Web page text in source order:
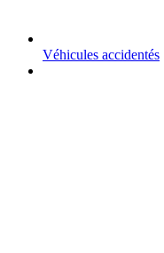
Véhicules accidentés